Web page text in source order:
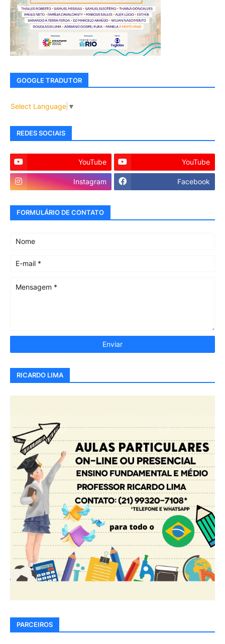
GOOGLE TRADUTOR
Select Language ▼
REDES SOCIAIS
YouTube YouTube
Instagram Facebook
FORMULÁRIO DE CONTATO
RICARDO LIMA
PARCEIROS